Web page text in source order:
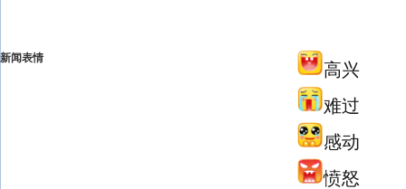
新闻表情
高兴
难过
感动
愤怒